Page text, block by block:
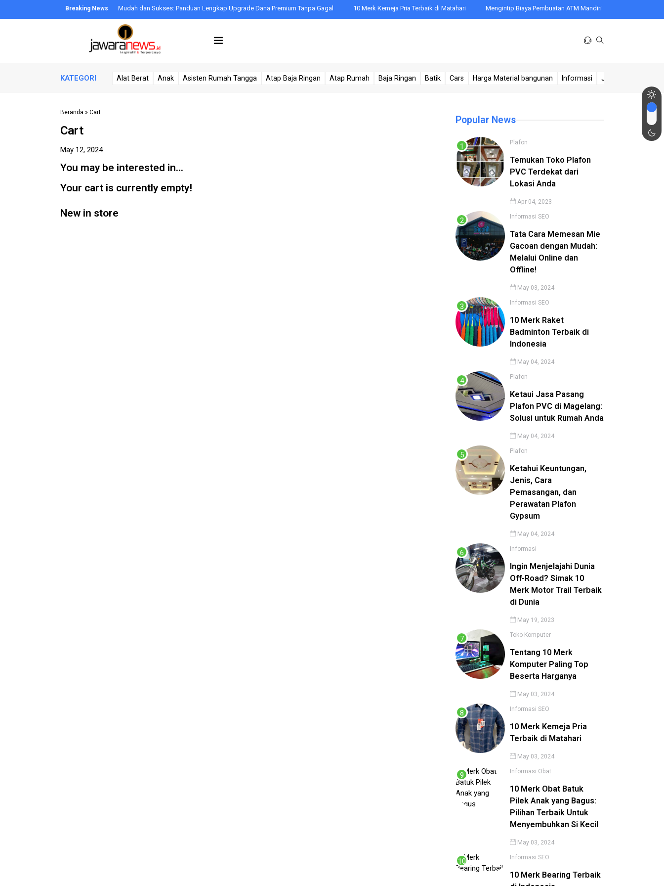
Program Loyalitas Pelanggan Mudah dan Sukses: Panduan Lengkap Upgrade Dana Premium Tanpa Gagal 10 Merk Kemeja Pria Terbaik di Matahari Mengintip Biaya Pembuatan ATM Mandiri
KATEGORI Alat Berat Anak Asisten Rumah Tangga Atap Baja Ringan Atap Rumah Baja Ringan Batik Cars Harga Material bangunan Informasi Jasa Sumur
Beranda » Cart
Cart
May 12, 2024
You may be interested in…
Your cart is currently empty!
New in store
Popular News
Plafon
Temukan Toko Plafon
PVC Terdekat dari
Lokasi Anda
Apr 04, 2023
Informasi SEO
Tata Cara Memesan Mie
Gacoan dengan Mudah:
Melalui Online dan
Offline!
May 03, 2024
Informasi SEO
10 Merk Raket
Badminton Terbaik di
Indonesia
May 04, 2024
Plafon
Ketaui Jasa Pasang
Plafon PVC di Magelang:
Solusi untuk Rumah Anda
May 04, 2024
Plafon
Ketahui Keuntungan,
Jenis, Cara
Pemasangan, dan
Perawatan Plafon
Gypsum
May 04, 2024
Informasi
Ingin Menjelajahi Dunia
Off-Road? Simak 10
Merk Motor Trail Terbaik
di Dunia
May 19, 2023
Toko Komputer
Tentang 10 Merk
Komputer Paling Top
Beserta Harganya
May 03, 2024
Informasi SEO
10 Merk Kemeja Pria
Terbaik di Matahari
May 03, 2024
Informasi Obat
10 Merk Obat Batuk
Pilek Anak yang Bagus:
Pilihan Terbaik Untuk
Menyembuhkan Si Kecil
May 03, 2024
Informasi SEO
10 Merk Bearing Terbaik